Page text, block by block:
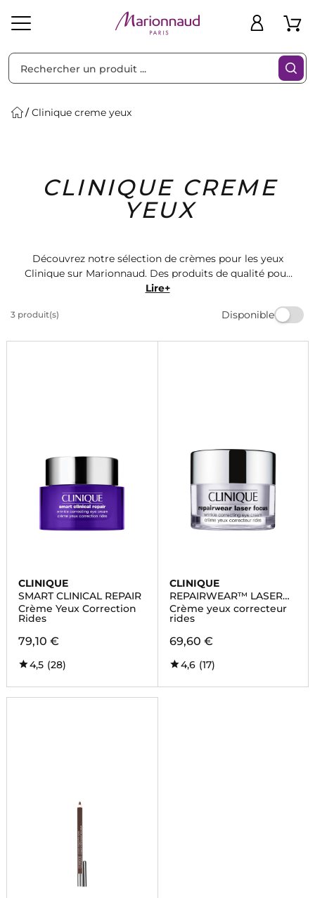
Solaire Homme Marques Idées
Cadeaux
Bons
Plans
Clinique creme yeux
CLINIQUE CREME
YEUX
Découvrez notre sélection de crèmes pour les yeux
Clinique sur Marionnaud. Des produits de qualité pour
prendre soin de votre peau délicate. Retrouvez une
les besoins. Offrez-vous le meilleur de la beauté avec
Lire+
3 produit(s) Disponible
Filtres
CLINIQUE
SMART CLINICAL REPAIR
Crème Yeux Correction
Rides
79,10 €
4,5 (28)
CLINIQUE
REPAIRWEAR™ LASER
FOCUS
Crème yeux correcteur
rides
69,60 €
4,6 (17)